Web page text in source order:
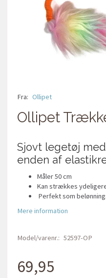
Fra: Ollipet
Ollipet
Sjovt legetøj
enden af
Måler 50 cm
Kan strækkes
Perfekt som
Mere information
Model/varenr.: 52597-OP
69,95